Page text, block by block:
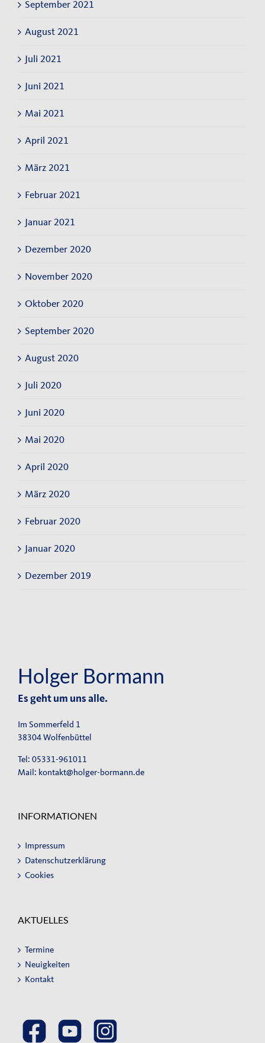
September 2021
August 2021
Juli 2021
Juni 2021
Mai 2021
April 2021
März 2021
Februar 2021
Januar 2021
Dezember 2020
November 2020
Oktober 2020
September 2020
August 2020
Juli 2020
Juni 2020
Mai 2020
April 2020
März 2020
Februar 2020
Januar 2020
Dezember 2019
Holger Bormann
Es geht um uns alle.
Im Sommerfeld 1
38304 Wolfenbüttel
Tel: 05331-961011
Mail: kontakt@holger-bormann.de
INFORMATIONEN
Impressum
Datenschutzerklärung
Cookies
AKTUELLES
Termine
Neuigkeiten
Kontakt